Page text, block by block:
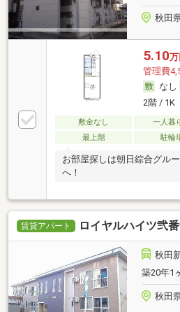
秋田
5.10万
管理費
なし
2階 / 1K
敷金なし 一人暮
最上階
駐輪
お部屋探しは朝日綜合グル
へ！
賃貸アパート ロイヤルハイツ弐
秋田
築20年1
秋田